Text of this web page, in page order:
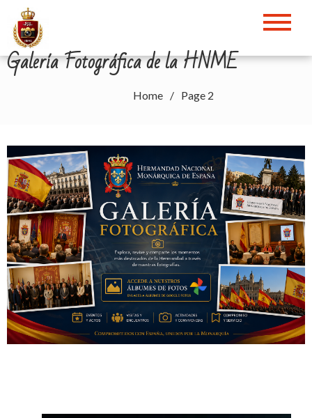
Galería Fotográfica de la HNME
Home Page 2